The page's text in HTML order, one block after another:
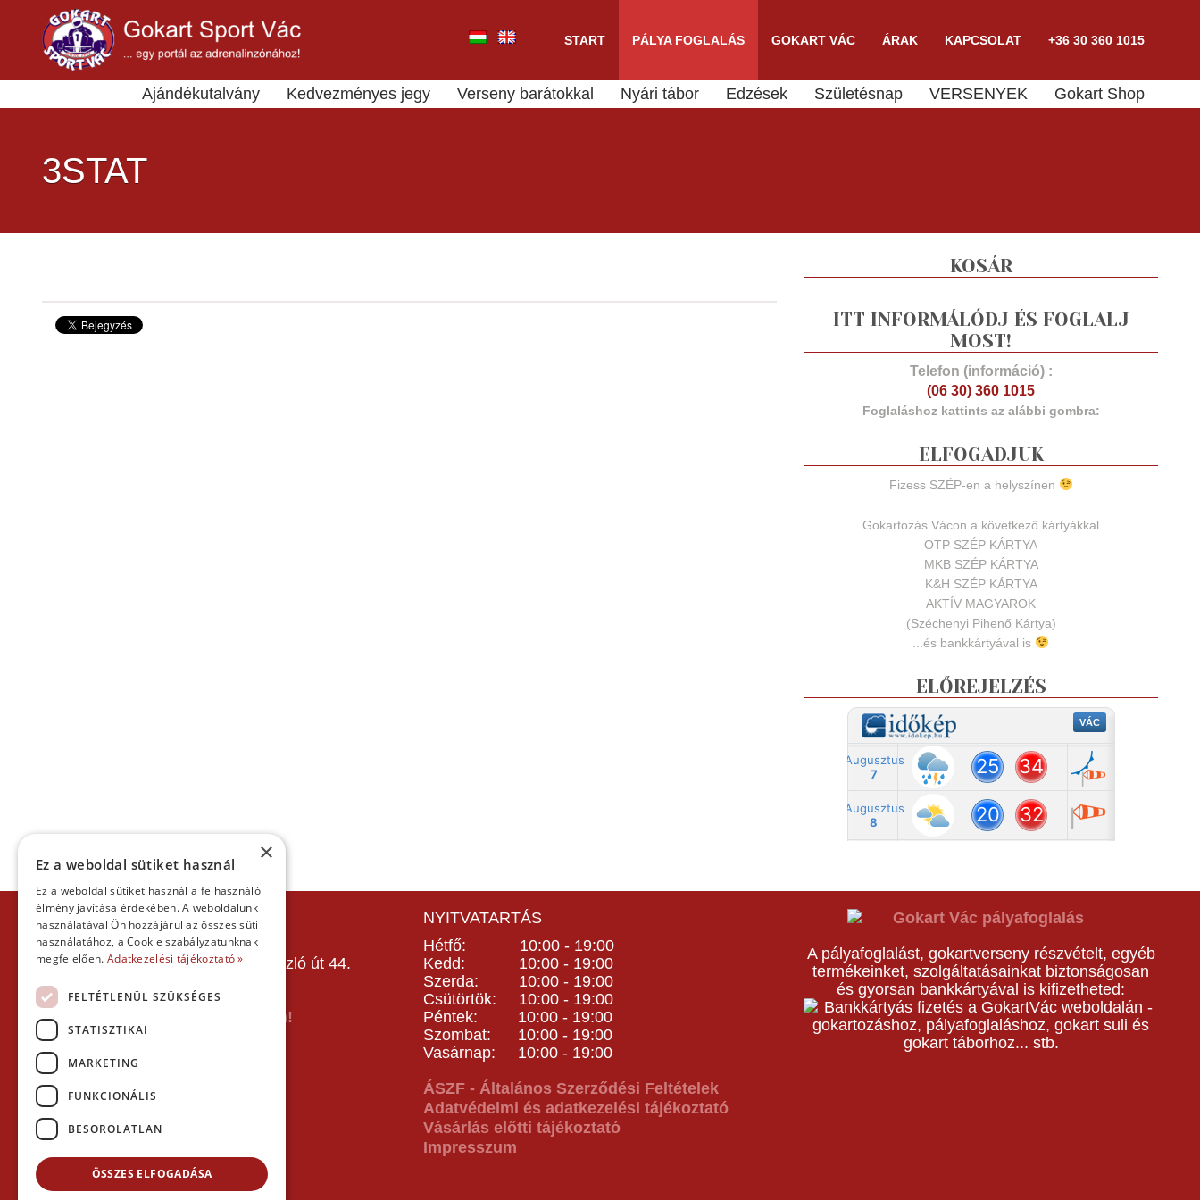
START PÁLYA FOGLALÁS GOKART VÁC ÁRAK KAPCSOLAT +36 30 360 1015
Ajándékutalvány Kedvezményes jegy Verseny barátokkal Nyári tábor Edzések Születésnap VERSENYEK Gokart Shop
3STAT
KOSÁR
ITT INFORMÁLÓDJ ÉS FOGLALJ
MOST!
Telefon (információ) :
(06 30) 360 1015
Foglaláshoz kattints az alábbi gombra:
ELFOGADJUK
Fizess SZÉP-en a helyszínen
Gokartozás Vácon a következő kártyákkal
OTP SZÉP KÁRTYA
MKB SZÉP KÁRTYA
K&H SZÉP KÁRTYA
AKTÍV MAGYAROK
(Széchenyi Pihenő Kártya)
...és bankkártyával is
ELŐREJELZÉS
KAPCSOLAT
Gokart Sport Vác
Gokartpálya: 2600 Vác, Szent László út 44.
Telefon:
E-mail: info(kukac)gokartvac.hu
Írj nekem itt a kapcsolat űrlapon!
Térkép:
NYITVATARTÁS
Hétfő: 10:00 - 19:00
Kedd: 10:00 - 19:00
Szerda: 10:00 - 19:00
Csütörtök: 10:00 - 19:00
Péntek: 10:00 - 19:00
Szombat: 10:00 - 19:00
Vasárnap: 10:00 - 19:00
ÁSZF - Általános Szerződési Feltételek
Adatvédelmi és adatkezelési tájékoztató
Vásárlás előtti tájékoztató
Impresszum
A pályafoglalást, gokartverseny részvételt, egyéb
termékeinket, szolgáltatásainkat biztonságosan
és gyorsan bankkártyával is kifizetheted:
×
Ez a weboldal sütiket használ
Ez a weboldal sütiket használ a felhasználói
élmény javítása érdekében. A weboldalunk
használatával Ön hozzájárul az összes süti
használatához, a Cookie szabályzatunknak
megfelelően. Adatkezelési tájékoztató »
FELTÉTLENÜL SZÜKSÉGES
STATISZTIKAI
MARKETING
FUNKCIONÁLIS
BESOROLATLAN
ÖSSZES ELFOGADÁSA